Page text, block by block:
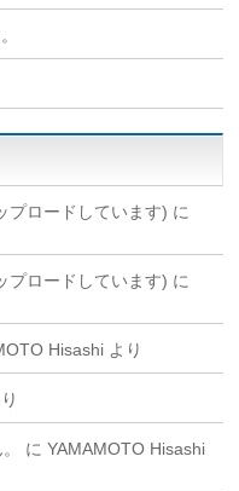
プロードしています) に
プロードしています) に
Hisashi より
にYAMAMOTO Hisashi